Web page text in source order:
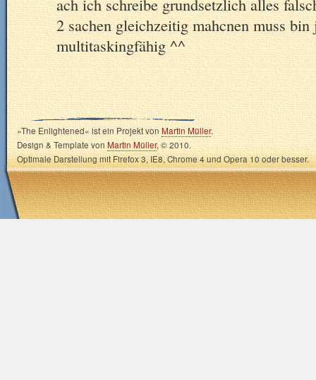
ach ich schreibe grundsetzlich alles
2 sachen gleichzeitig mahcnen muss
multitaskingfähig ^^
»The Enlightened« ist ein Projekt vonMartin Müller.
Design & Template vonMartin Müller, © 2010.
Optimale Darstellung mit Firefox 3, IE8, Chrome 4 und Opera 10 oder besser.